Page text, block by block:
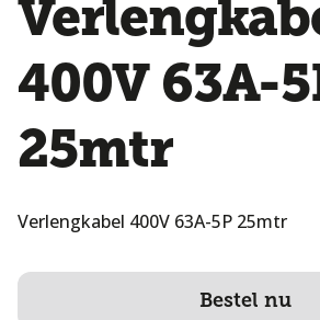
400V 63A-
25mtr
Verlengkabel 400V 63A-5P 25mtr
Bestel nu